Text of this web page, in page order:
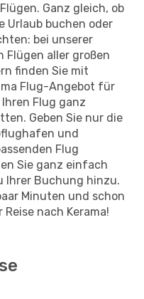
Ganz gleich, ob
Urlaub buchen oder
bei unserer
Flügen aller großen
finden Sie mit
Flug-Angebot für
Flug ganz
Geben Sie nur die
und
Flug
Sie ganz einfach
Ihrer Buchung hinzu.
Minuten und schon
nach Kerama!